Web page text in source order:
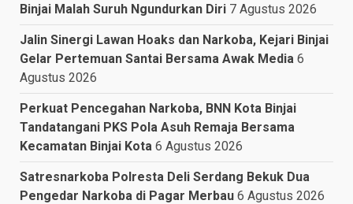
Binjai Malah Suruh Ngundurkan Diri 7 Agustus 2026
Jalin Sinergi Lawan Hoaks dan Narkoba, Kejari Binjai
Gelar Pertemuan Santai Bersama Awak Media 6
Agustus 2026
Perkuat Pencegahan Narkoba, BNN Kota Binjai
Tandatangani PKS Pola Asuh Remaja Bersama
Kecamatan Binjai Kota 6 Agustus 2026
Satresnarkoba Polresta Deli Serdang Bekuk Dua
Pengedar Narkoba di Pagar Merbau 6 Agustus 2026